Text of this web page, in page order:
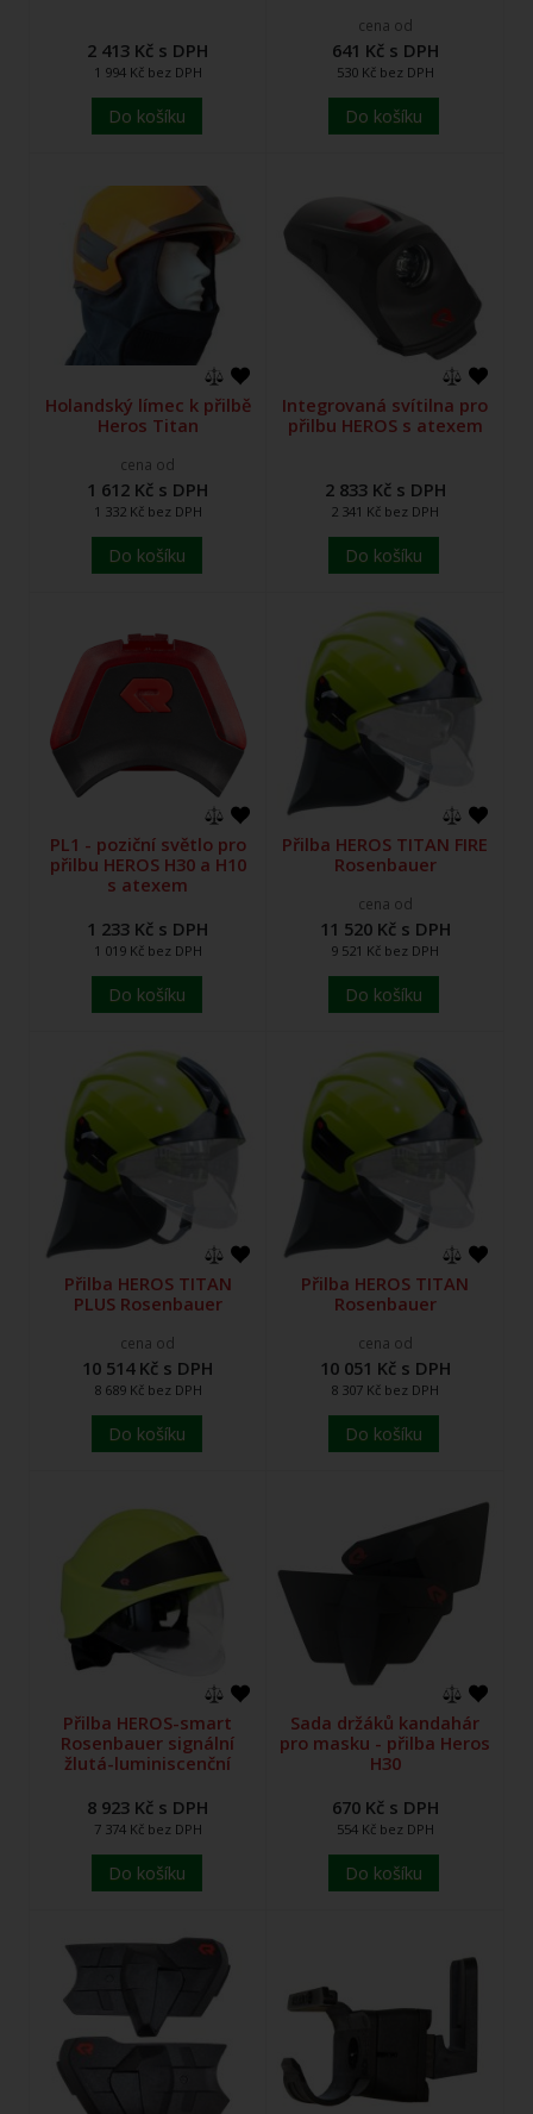
2 413 Kč s DPH
1 994 Kč bez DPH
Do košíku
cena od
641 Kč s DPH
530 Kč bez DPH
Do košíku
Holandský límec k přilbě
Heros Titan
cena od
1 612 Kč s DPH
1 332 Kč bez DPH
Do košíku
Integrovaná svítilna pro
přilbu HEROS s atexem
2 833 Kč s DPH
2 341 Kč bez DPH
Do košíku
PL1 - poziční světlo pro
přilbu HEROS H30 a H10
s atexem
1 233 Kč s DPH
1 019 Kč bez DPH
Do košíku
Přilba HEROS TITAN FIRE
Rosenbauer
cena od
11 520 Kč s DPH
9 521 Kč bez DPH
Do košíku
Přilba HEROS TITAN
PLUS Rosenbauer
cena od
10 514 Kč s DPH
8 689 Kč bez DPH
Do košíku
Přilba HEROS TITAN
Rosenbauer
cena od
10 051 Kč s DPH
8 307 Kč bez DPH
Do košíku
Přilba HEROS-smart
Rosenbauer signální
žlutá-luminiscenční
8 923 Kč s DPH
7 374 Kč bez DPH
Do košíku
Sada držáků kandahár
pro masku - přilba Heros
H30
670 Kč s DPH
554 Kč bez DPH
Do košíku